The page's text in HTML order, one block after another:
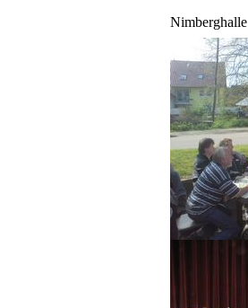
Nimberghalle